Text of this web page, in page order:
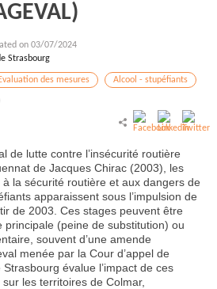
on 03/07/2024
Strasbourg
Evaluation des mesures Alcool - stupéfiants
de lutte contre l’insécurité routière
de Jacques Chirac (2003), les
la sécurité routière et aux dangers de
apparaissent sous l’impulsion de
de 2003. Ces stages peuvent être
principale (peine de substitution) ou
souvent d’une amende
menée par la Cour d’appel de
évalue l’impact de ces
les territoires de Colmar,